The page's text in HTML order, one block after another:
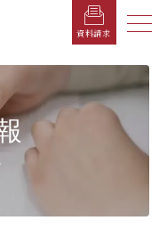
資料請求 メニ
メ
ニ
ュ
る